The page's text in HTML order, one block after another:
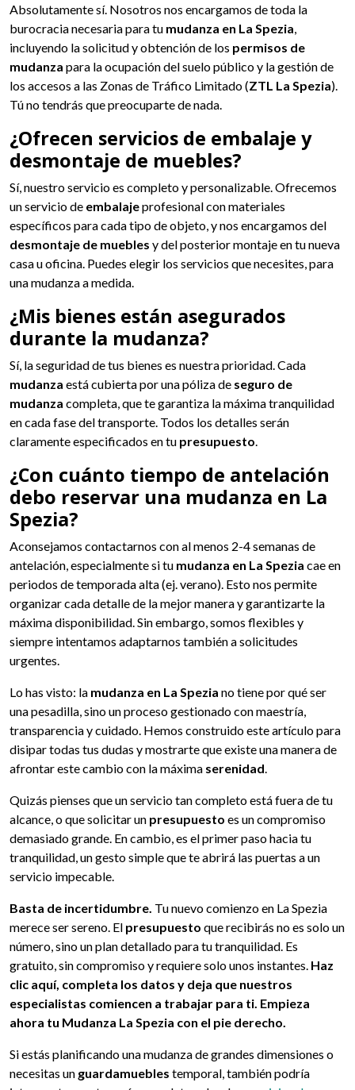
Absolutamente sí. Nosotros nos encargamos de toda la
burocracia necesaria para tu mudanza en La Spezia
incluyendo la solicitud y obtención de los permisos de
mudanza para la ocupación del suelo público y la gestión de
los accesos a las Zonas de Tráfico Limitado (ZTL La Spezia).
Tú no tendrás que preocuparte de nada.
¿Ofrecen servicios de embalaje y
desmontaje de muebles?
Sí, nuestro servicio es completo y personalizable. Ofrecemos
un servicio de embalajeprofesional con materiales
específicos para cada tipo de objeto, y nos encargamos del
desmontaje de muebles y del posterior montaje en tu nueva
casa u oficina. Puedes elegir los servicios que necesites, para
una mudanza a medida.
¿Mis bienes están asegurados
durante la mudanza?
Sí, la seguridad de tus bienes es nuestra prioridad. Cada
mudanza está cubierta por una póliza de seguro de
mudanza completa, que te garantiza la máxima tranquilidad
en cada fase del transporte. Todos los detalles serán
claramente especificados en tu presupuesto
¿Con cuánto tiempo de antelación
debo reservar una mudanza en La
Spezia?
Aconsejamos contactarnos con al menos 2-4 semanas de
antelación, especialmente si tu mudanza en La Spezia cae en
periodos de temporada alta (ej. verano). Esto nos permite
organizar cada detalle de la mejor manera y garantizarte la
máxima disponibilidad. Sin embargo, somos flexibles y
siempre intentamos adaptarnos también a solicitudes
urgentes.
Lo has visto: la mudanza en La Spezia no tiene por qué ser
una pesadilla, sino un proceso gestionado con maestría,
transparencia y cuidado. Hemos construido este artículo para
disipar todas tus dudas y mostrarte que existe una manera de
afrontar este cambio con la máxima serenidad
Quizás pienses que un servicio tan completo está fuera de tu
alcance, o que solicitar un presupuesto es un compromiso
demasiado grande. En cambio, es el primer paso hacia tu
tranquilidad, un gesto simple que te abrirá las puertas a un
servicio impecable.
Basta de incertidumbre. Tu nuevo comienzo en La Spezia
merece ser sereno. El presupuesto que recibirás no es solo un
número, sino un plan detallado para tu tranquilidad. Es
gratuito, sin compromiso y requiere solo unos instantes. Haz
clic aquí, completa los datos y deja que nuestros
especialistas comiencen a trabajar para ti. Empieza
ahora tu Mudanza La Spezia con el pie derecho.
Si estás planificando una mudanza de grandes dimensiones o
necesitas un guardamuebles temporal, también podría